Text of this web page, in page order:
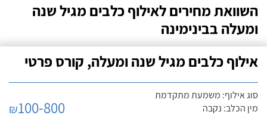
השוואת מחירים לאילוף כלבים מגיל שנה
ומעלה בבינימינה
אילוף כלבים מגיל שנה ומעלה, קורס פרטי
סוג אילוף: משמעת מתקדמת
מין הכלב: נקבה
₪100-800